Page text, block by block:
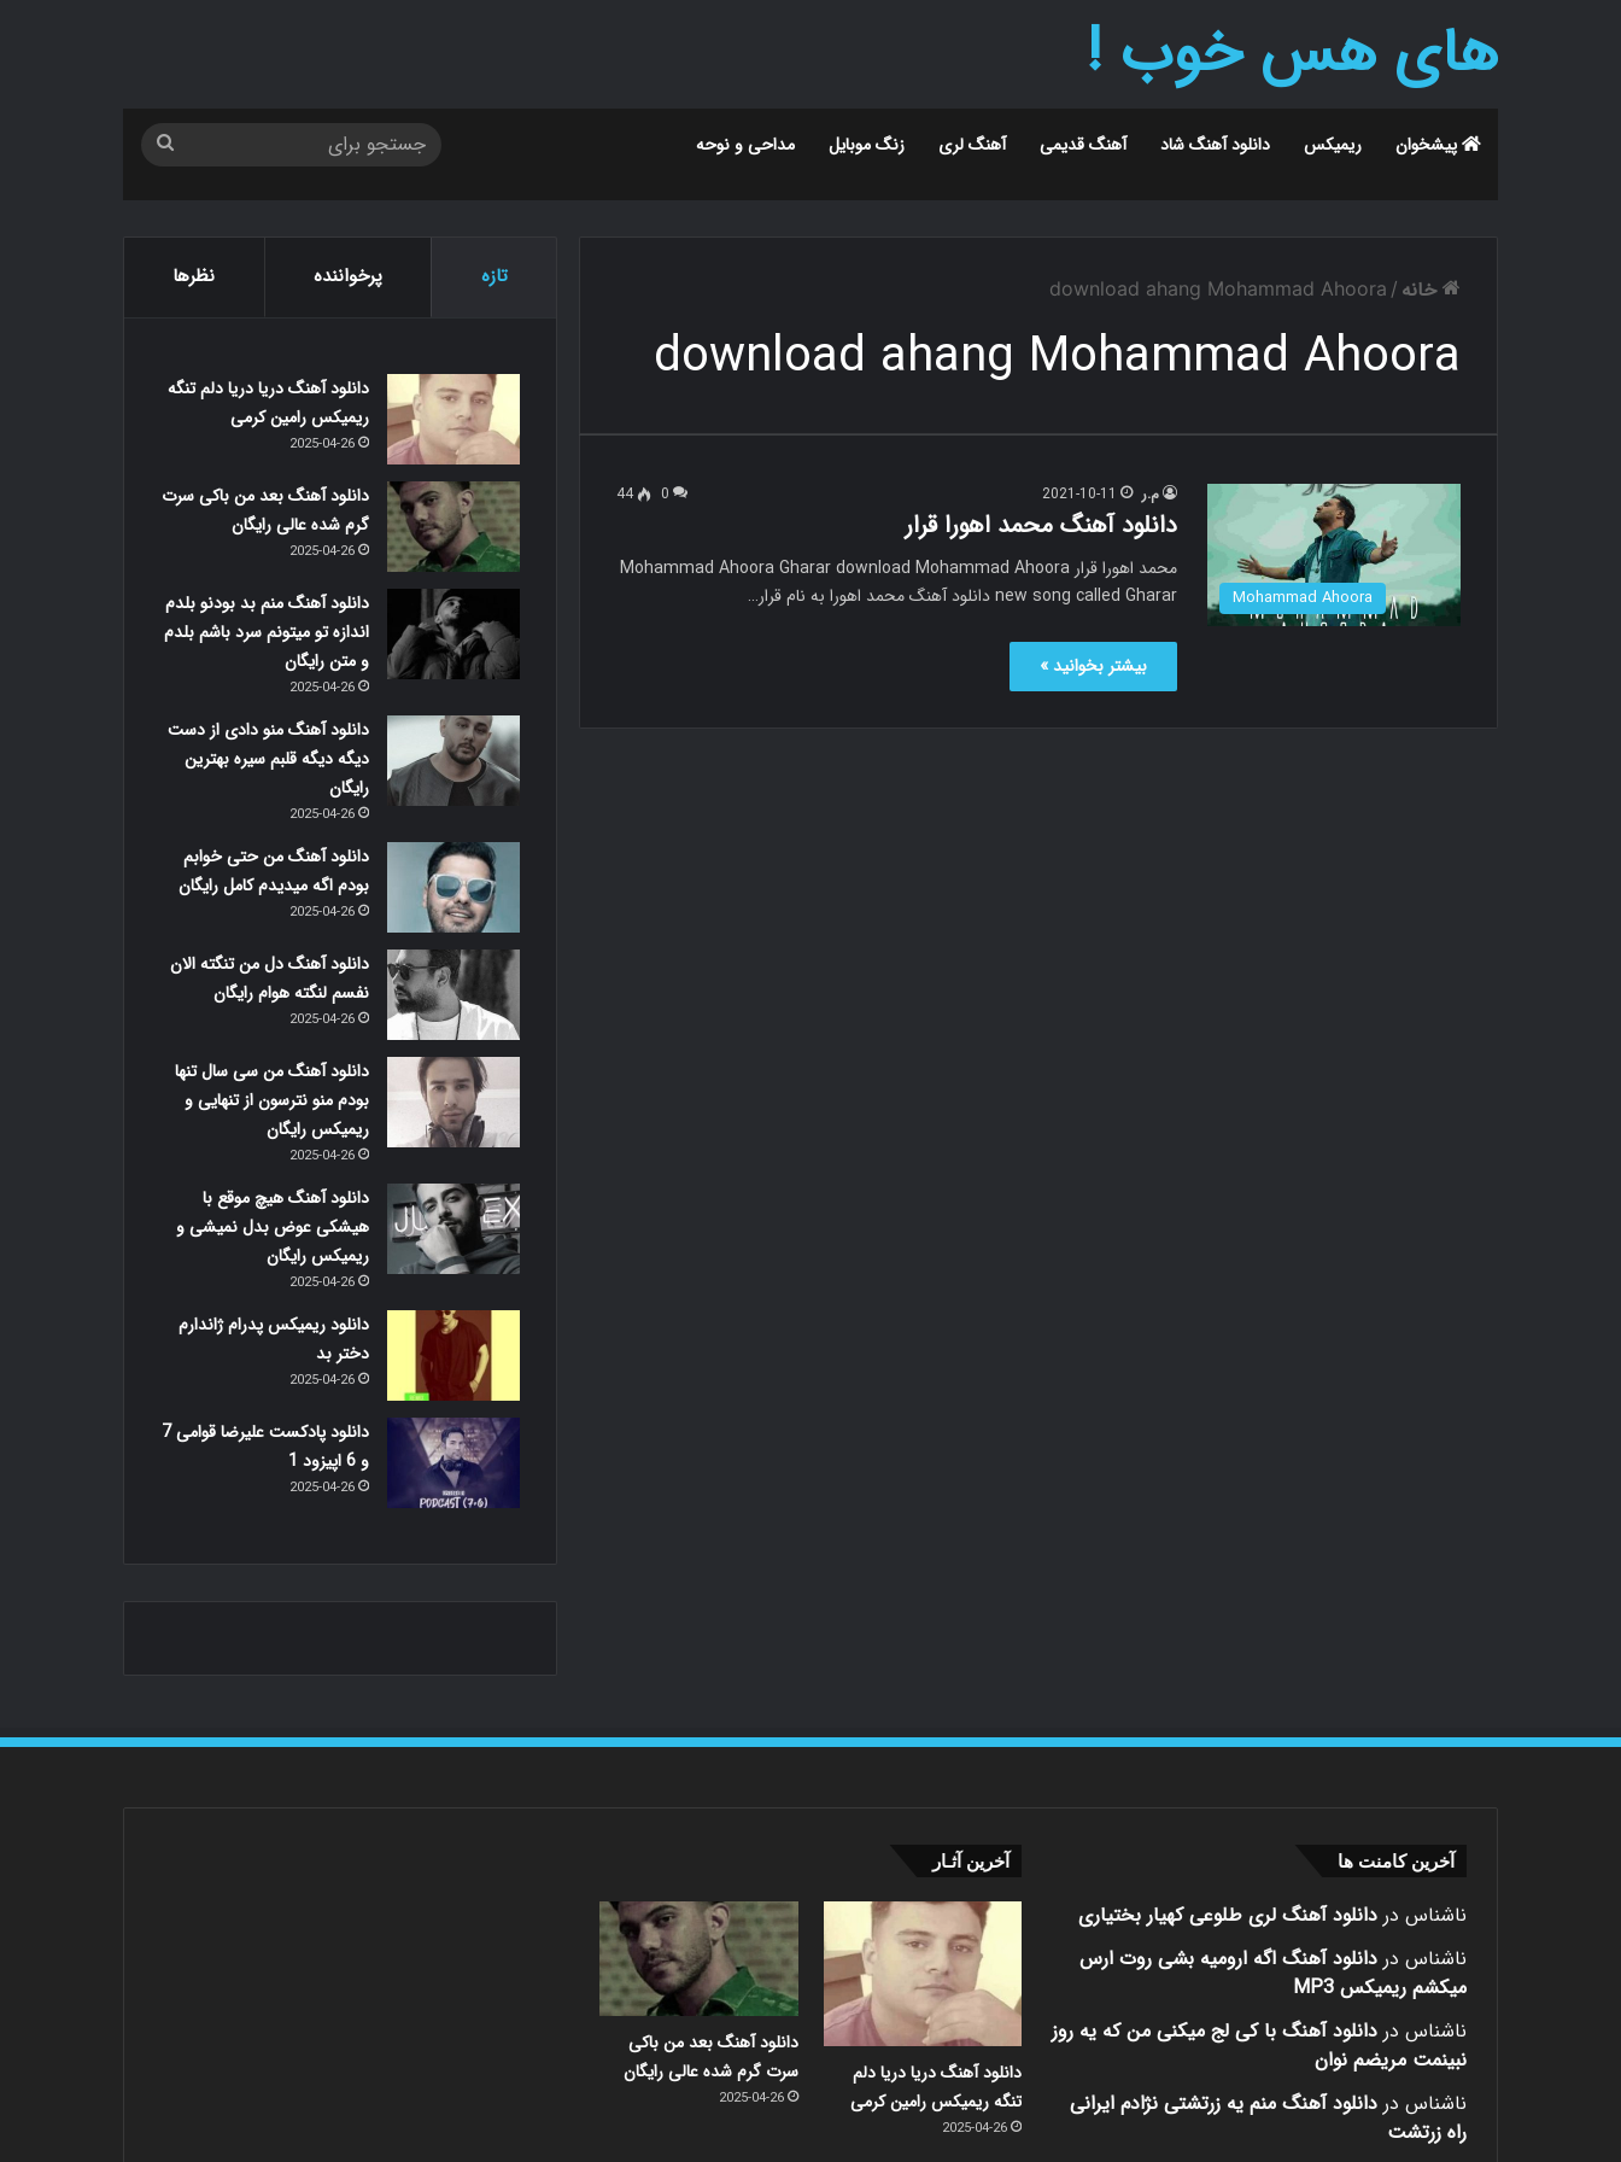
های هس خوب !
پیشخوان ریمیکس دانلود آهنگ شاد آهنگ قدیمی آهنگ لری زنگ موبایل مداحی و نوحه
خانه /
download ahang Mohammad Ahoora
download ahang Mohammad Ahoora
Mohammad Ahoora
م.ر 2021-10-11
0
44
دانلود آهنگ محمد اهورا قرار
محمد اهورا قرار Mohammad Ahoora Gharar download Mohammad Ahoora
new song called Gharar دانلود آهنگ محمد اهورا به نام قرار…
بیشتر بخوانید »
تازه پرخواننده نظرها
دانلود آهنگ دریا دریا دلم تنگه
ریمیکس رامین کرمی
2025-04-26
دانلود آهنگ بعد من باکی سرت
گرم شده عالی رایگان
2025-04-26
دانلود آهنگ منم بد بودنو بلدم
اندازه تو میتونم سرد باشم بلدم
و متن رایگان
2025-04-26
دانلود آهنگ منو دادی از دست
دیگه دیگه قلبم سیره بهترین
رایگان
2025-04-26
دانلود آهنگ من حتی خوابم
بودم اگه میدیدم کامل رایگان
2025-04-26
دانلود آهنگ دل من تنگته الان
نفسم لنگته هوام رایگان
2025-04-26
دانلود آهنگ من سی سال تنها
بودم منو نترسون از تنهایی و
ریمیکس رایگان
2025-04-26
دانلود آهنگ هیچ موقع با
هیشکی عوض بدل نمیشی و
ریمیکس رایگان
2025-04-26
دانلود ریمیکس پدرام ژاندارم
دختر بد
2025-04-26
دانلود پادکست علیرضا قوامی 7
و 6 اپیزود 1
2025-04-26
آخرین کامنت ها
ناشناس در دانلود آهنگ لری طلوعی کهیار بختیاری
ناشناس در دانلود آهنگ اگه ارومیه بشی روت ارس
میکشم ریمیکس MP3
ناشناس در دانلود آهنگ با کی لج میکنی من که یه روز
نبینمت مریضم نوان
ناشناس در دانلود آهنگ منم یه زرتشتی نژادم ایرانی
راه زرتشت
آخرین آثـار
دانلود آهنگ دریا دریا دلم
تنگه ریمیکس رامین کرمی
2025-04-26
دانلود آهنگ بعد من باکی
سرت گرم شده عالی رایگان
2025-04-26